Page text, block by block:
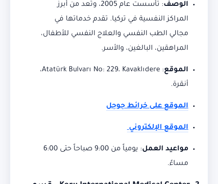
الوصف:
تأسست عام 2005، وتُعد من أبرز
المراكز النفسية في تركيا. تقدم خدماتها في
مجالي الطب النفسي والعلاج النفسي للأطفال،
المراهقين، البالغين، والأسر.
الموقع:
Atatürk Bulvarı No: 229، Kavaklıdere،
أنقرة.
الموقع على خرائط جوجل
الموقع الإلكتروني
مواعيد العمل:
يومياً من 9:00 صباحاً حتى 6:00
مساءً.